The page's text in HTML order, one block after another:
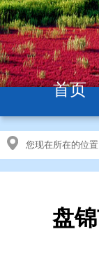
首页
您现在所在的位置
盘